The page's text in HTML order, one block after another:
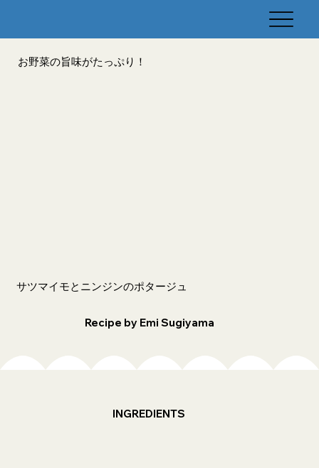
お野菜の旨味がたっぷり！
サツマイモとニンジンのポタージュ
Recipe by Emi Sugiyama
INGREDIENTS